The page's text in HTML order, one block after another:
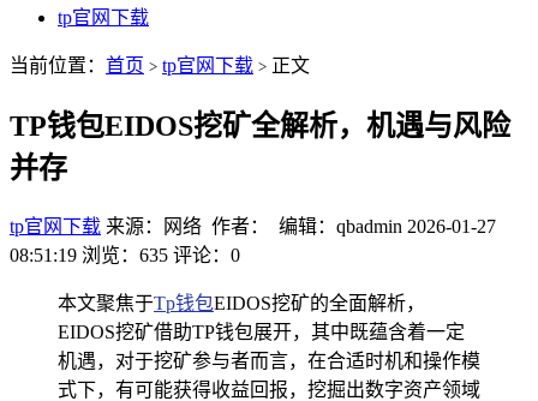
tp官网下载
当前位置： 首页 > tp官网下载 > 正文
TP钱包EIDOS挖矿全解析，机遇与风险
并存
tp官网下载 来源：网络 作者： 编辑：qbadmin 2026-01-27
08:51:19 浏览：635 评论：0
本文聚焦于Tp钱包EIDOS挖矿的全面解析，
EIDOS挖矿借助TP钱包展开，其中既蕴含着一定
机遇，对于挖矿参与者而言，在合适时机和操作模
式下，有可能获得收益回报，挖掘出数字资产领域